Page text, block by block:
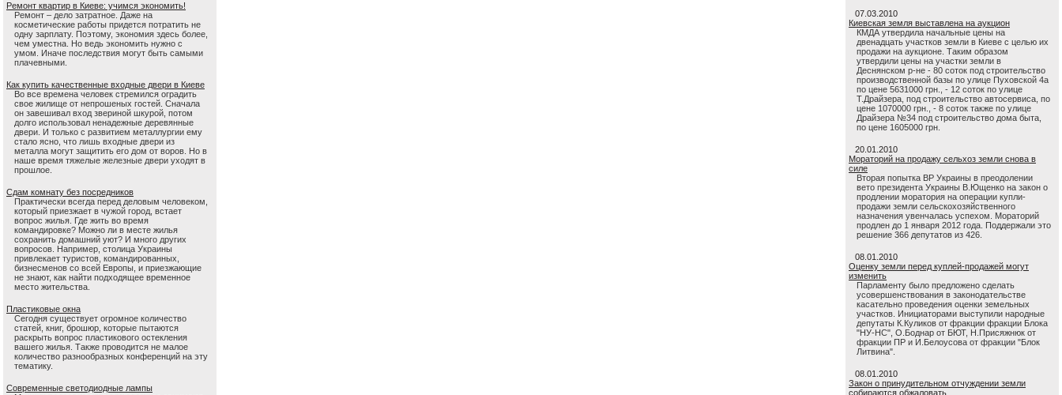
Ремонт квартир в Киеве: учимся экономить!
Ремонт – дело затратное. Даже на
косметические работы придется потратить не
одну зарплату. Поэтому, экономия здесь более,
чем уместна. Но ведь экономить нужно с
умом. Иначе последствия могут быть самыми
плачевными.
Как купить качественные входные двери в Киеве
Во все времена человек стремился оградить
свое жилище от непрошеных гостей. Сначала
он завешивал вход звериной шкурой, потом
долго использовал ненадежные деревянные
двери. И только с развитием металлургии ему
стало ясно, что лишь входные двери из
металла могут защитить его дом от воров. Но в
наше время тяжелые железные двери уходят в
прошлое.
Сдам комнату без посредников
Практически всегда перед деловым человеком,
который приезжает в чужой город, встает
вопрос жилья. Где жить во время
командировке? Можно ли в месте жилья
сохранить домашний уют? И много других
вопросов. Например, столица Украины
привлекает туристов, командированных,
бизнесменов со всей Европы, и приезжающие
не знают, как найти подходящее временное
место жительства.
Пластиковые окна
Сегодня существует огромное количество
статей, книг, брошюр, которые пытаются
раскрыть вопрос пластикового остекления
вашего жилья. Также проводится не малое
количество разнообразных конференций на эту
тематику.
Современные светодиодные лампы
07.03.2010
Киевская земля выставлена на аукцион
КМДА утвердила начальные цены на
двенадцать участков земли в Киеве с целью их
продажи на аукционе. Таким образом
утвердили цены на участки земли в
Деснянском р-не - 80 соток под строительство
производственной базы по улице Пуховской 4а
по цене 5631000 грн., - 12 соток по улице
Т.Драйзера, под строительство автосервиса, по
цене 1070000 грн., - 8 соток также по улице
Драйзера №34 под строительство дома быта,
по цене 1605000 грн.
20.01.2010
Мораторий на продажу сельхоз земли снова в
силе
Вторая попытка ВР Украины в преодолении
вето президента Украины В.Ющенко на закон о
продлении моратория на операции купли-
продажи земли сельскохозяйственного
назначения увенчалась успехом. Мораторий
продлен до 1 января 2012 года. Поддержали это
решение 366 депутатов из 426.
08.01.2010
Оценку земли перед куплей-продажей могут
изменить
Парламенту было предложено сделать
усовершенствования в законодательстве
касательно проведения оценки земельных
участков. Инициаторами выступили народные
депутаты К.Куликов от фракции фракции Блока
"НУ-НС", О.Боднар от БЮТ, Н.Присяжнюк от
фракции ПР и И.Белоусова от фракции "Блок
Литвина".
08.01.2010
Закон о принудительном отчуждении земли
собираются обжаловать